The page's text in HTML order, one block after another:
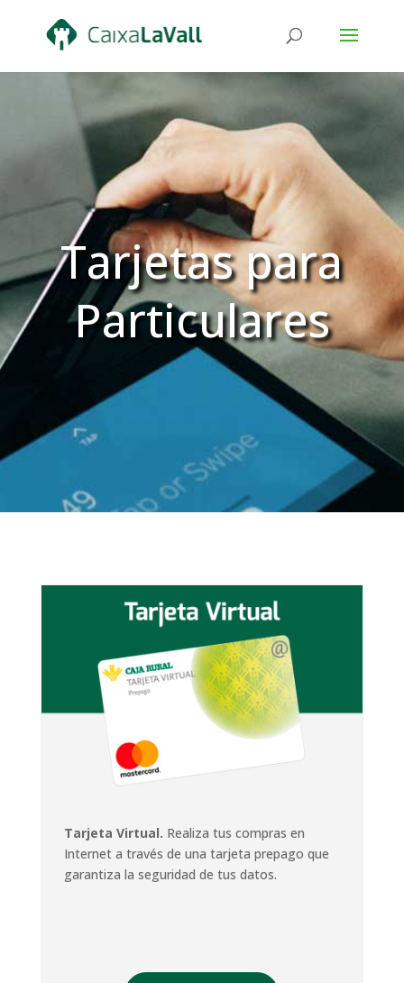
Tarjetas para
Particulares
Tarjeta Virtual. Realiza tus compras en
Internet a través de una tarjeta prepago que
garantiza la seguridad de tus datos.